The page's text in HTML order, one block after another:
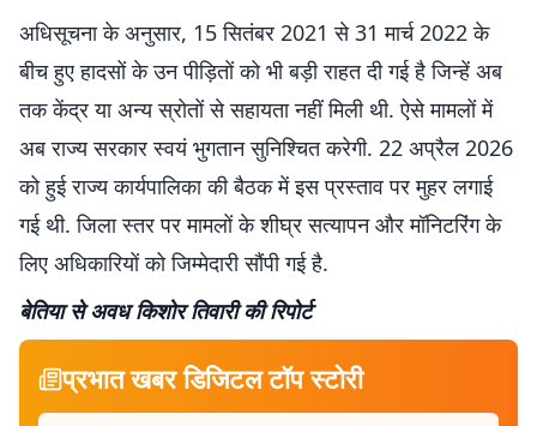
अधिसूचना के अनुसार, 15 सितंबर 2021 से 31 मार्च 2022 के
बीच हुए हादसों के उन पीड़ितों को भी बड़ी राहत दी गई है जिन्हें अब
तक केंद्र या अन्य स्रोतों से सहायता नहीं मिली थी. ऐसे मामलों में
अब राज्य सरकार स्वयं भुगतान सुनिश्चित करेगी. 22 अप्रैल 2026
को हुई राज्य कार्यपालिका की बैठक में इस प्रस्ताव पर मुहर लगाई
गई थी. जिला स्तर पर मामलों के शीघ्र सत्यापन और मॉनिटरिंग के
लिए अधिकारियों को जिम्मेदारी सौंपी गई है.
बेतिया से अवध किशोर तिवारी की रिपोर्ट
प्रभात खबर डिजिटल टॉप स्टोरी